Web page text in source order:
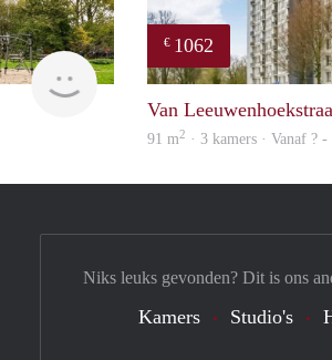
Woning
€ 1062
Van
91 m2 · 3 kamers · Vanaf ?
Niks leuks gevonden? Dit is ons
Kamers Studio's